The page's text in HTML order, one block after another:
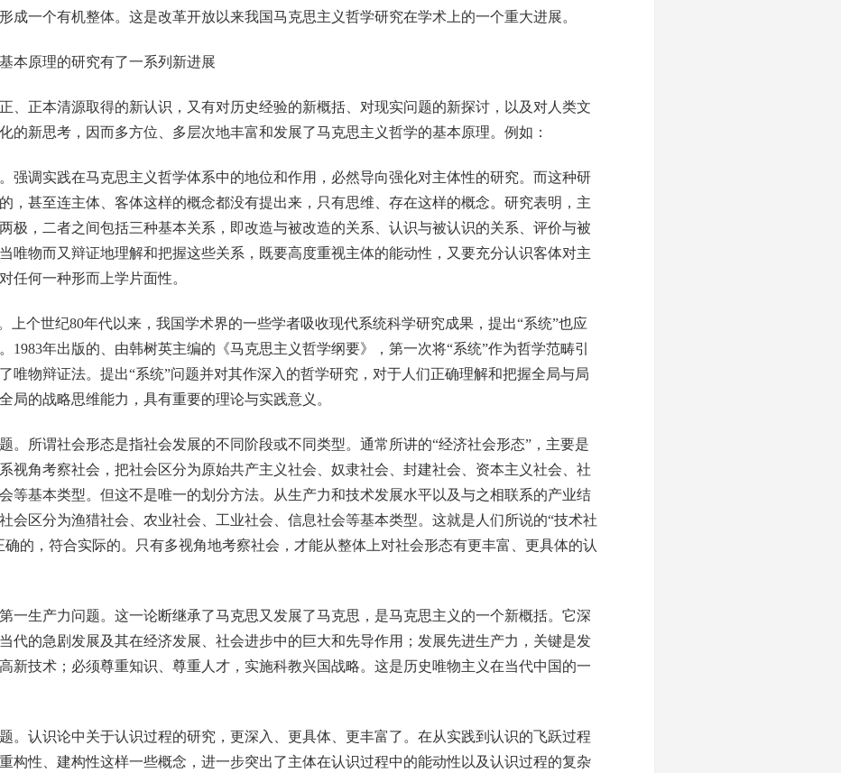
成一个有机整体。这是改革开放以来我国马克思主义哲学研究在学术上的一个重大进展。
原理的研究有了一系列新进展
正本清源取得的新认识，又有对历史经验的新概括、对现实问题的新探讨，以及对人类文
的新思考，因而多方位、多层次地丰富和发展了马克思主义哲学的基本原理。例如：
调实践在马克思主义哲学体系中的地位和作用，必然导向强化对主体性的研究。而这种研
，甚至连主体、客体这样的概念都没有提出来，只有思维、存在这样的概念。研究表明，主
极，二者之间包括三种基本关系，即改造与被改造的关系、认识与被认识的关系、评价与被
唯物而又辩证地理解和把握这些关系，既要高度重视主体的能动性，又要充分认识客体对主
任何一种形而上学片面性。
个世纪80年代以来，我国学术界的一些学者吸收现代系统科学研究成果，提出“系统”也应
1983年出版的、由韩树英主编的《马克思主义哲学纲要》，第一次将“系统”作为哲学范畴引
唯物辩证法。提出“系统”问题并对其作深入的哲学研究，对于人们正确理解和把握全局与局
局的战略思维能力，具有重要的理论与实践意义。
所谓社会形态是指社会发展的不同阶段或不同类型。通常所讲的“经济社会形态”，主要是
视角考察社会，把社会区分为原始共产主义社会、奴隶社会、封建社会、资本主义社会、社
等基本类型。但这不是唯一的划分方法。从生产力和技术发展水平以及与之相联系的产业结
会区分为渔猎社会、农业社会、工业社会、信息社会等基本类型。这就是人们所说的“技术社
确的，符合实际的。只有多视角地考察社会，才能从整体上对社会形态有更丰富、更具体的认
生产力问题。这一论断继承了马克思又发展了马克思，是马克思主义的一个新概括。它深
代的急剧发展及其在经济发展、社会进步中的巨大和先导作用；发展先进生产力，关键是发
新技术；必须尊重知识、尊重人才，实施科教兴国战略。这是历史唯物主义在当代中国的一
认识论中关于认识过程的研究，更深入、更具体、更丰富了。在从实践到认识的飞跃过程
构性、建构性这样一些概念，进一步突出了主体在认识过程中的能动性以及认识过程的复杂